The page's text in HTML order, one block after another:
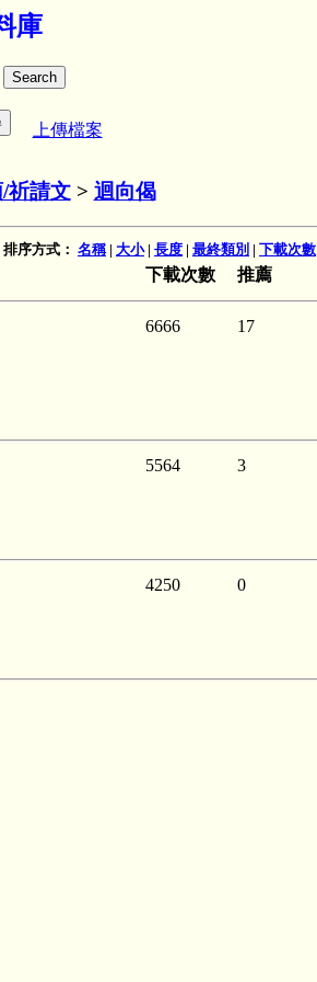
庫
上傳檔案
祈請文> 迴向偈
排序方式： 名稱| 大小| 長度 | 最終類別 | 下載次數
下載次數 推薦
6666 17
5564 3
4250 0